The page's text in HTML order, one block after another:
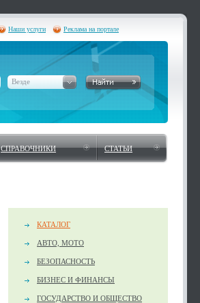
Наши услуги Реклама на портале
Везде
СПРАВОЧНИКИ СТАТЬИ
КАТАЛОГ
АВТО, МОТО
БЕЗОПАСНОСТЬ
БИЗНЕС И ФИНАНСЫ
ГОСУДАРСТВО И ОБЩЕСТВО